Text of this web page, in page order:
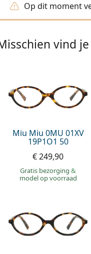
Op dit moment
vind
Miu Miu 0MU 01XV
19P1O1 50
€ 249,90
Gratis bezorging&
model op voorraad